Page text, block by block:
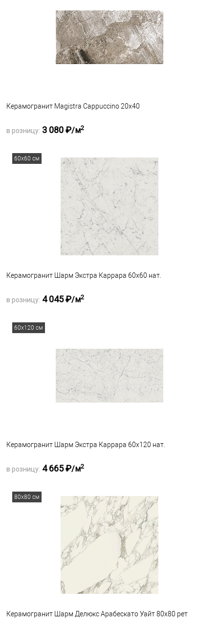
Керамогранит Magistra Cappuccino 20х40
в розницу: 3 080 ₽/м2
Под заказ
60х60 см
Керамогранит Шарм Экстра Каррара 60х60 нат.
в розницу: 4 045 ₽/м2
60х120 см
Керамогранит Шарм Экстра Каррара 60х120 нат.
в розницу: 4 665 ₽/м2
Под заказ
80x80 см
Керамогранит Шарм Делюкс Арабескато Уайт 80х80 рет